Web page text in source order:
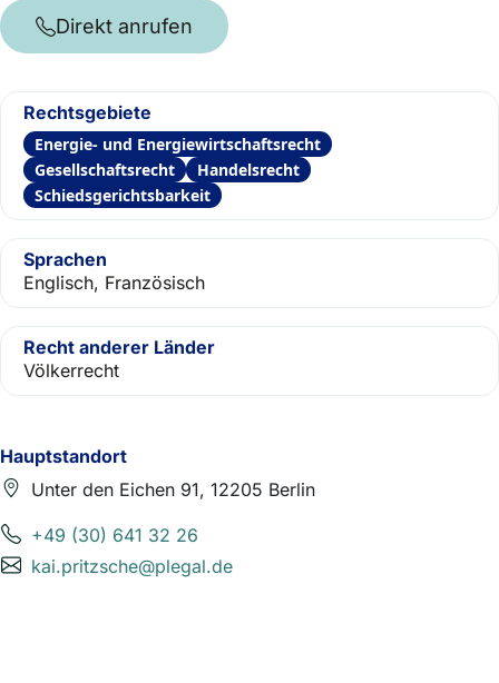
Hauptstandort
Unter den Eichen 91, 12205 Berlin
+49 (30) 641 32 26
kai.pritzsche@plegal.de
Direkt anrufen
Rechtsgebiete
Energie- und Energiewirtschaftsrecht
Gesellschaftsrecht
Handelsrecht
Schiedsgerichtsbarkeit
Sprachen
Englisch, Französisch
Recht anderer Länder
Völkerrecht